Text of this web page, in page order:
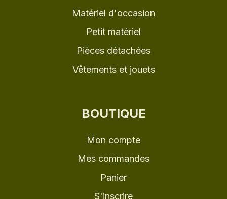
Matériel d'occasion
Petit matériel
Pièces détachées
Vêtements et jouets
BOUTIQUE
Mon compte
Mes commandes
Panier
S'inscrire